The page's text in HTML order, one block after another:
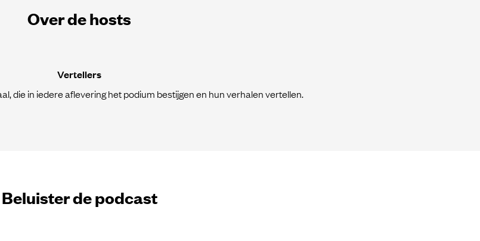
Over de hosts
Vertellers
die in iedere aflevering het podium bestijgen en hun verhalen vertellen.
Beluister de podcast